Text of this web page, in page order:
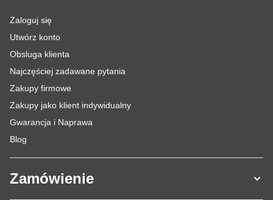
Zaloguj się
Utwórz konto
Obsluga klienta
Najczęściej zadawane pytania
Zakupy firmowe
Zakupy jako klient indywidualny
Gwarancja i Naprawa
Blog
Zamówienie